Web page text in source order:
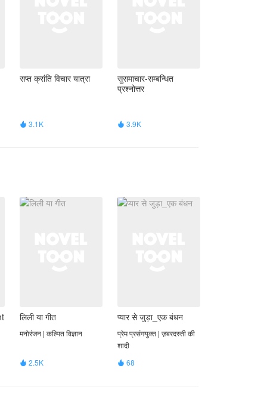
सप्त क्रांति विचार यात्रा
 3.1K
सुसमाचार-सम्बन्धित
प्रश्नोत्तर
 3.9K
लिली या गीत
मनोरंजन | कल्पित विज्ञान
 2.5K
प्यार से जुड़ा_एक बंधन
प्रेम प्रसंगयुक्त | ज़बरदस्ती की
शादी
 68